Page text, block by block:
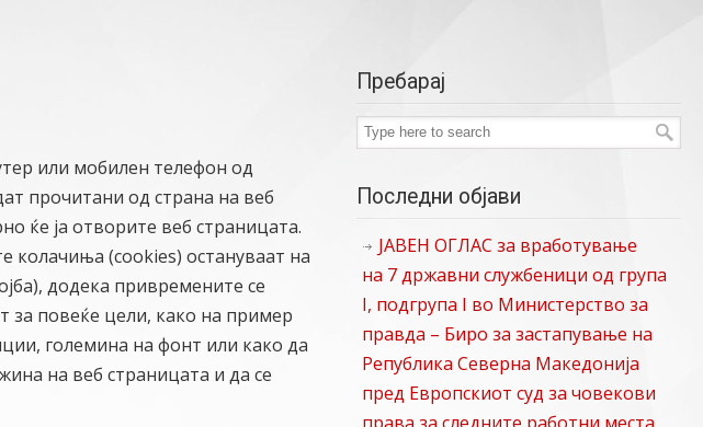
или мобилен телефон од
прочитани од страна на веб
ќе ја отворите веб страницата.
колачиња (cookies) остануваат на
додека привремените се
за повеќе цели, како на пример
големина на фонт или како да
на веб страницата и да се
Пребарај
Последни објави
ЈАВЕН ОГЛАС за вработување
на 7 државни службеници од група
I, подгрупа I во Министерство за
правда – Биро за застапување на
Република Северна Македонија
пред Европскиот суд за човекови